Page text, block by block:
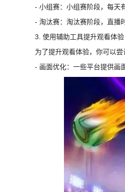
- 小组赛：小组赛阶段，每天
- 淘汰赛：淘汰赛阶段，直播
3. 使用辅助工具提升观看体验
为了提升观看体验，你可以尝
- 画面优化：一些平台提供画